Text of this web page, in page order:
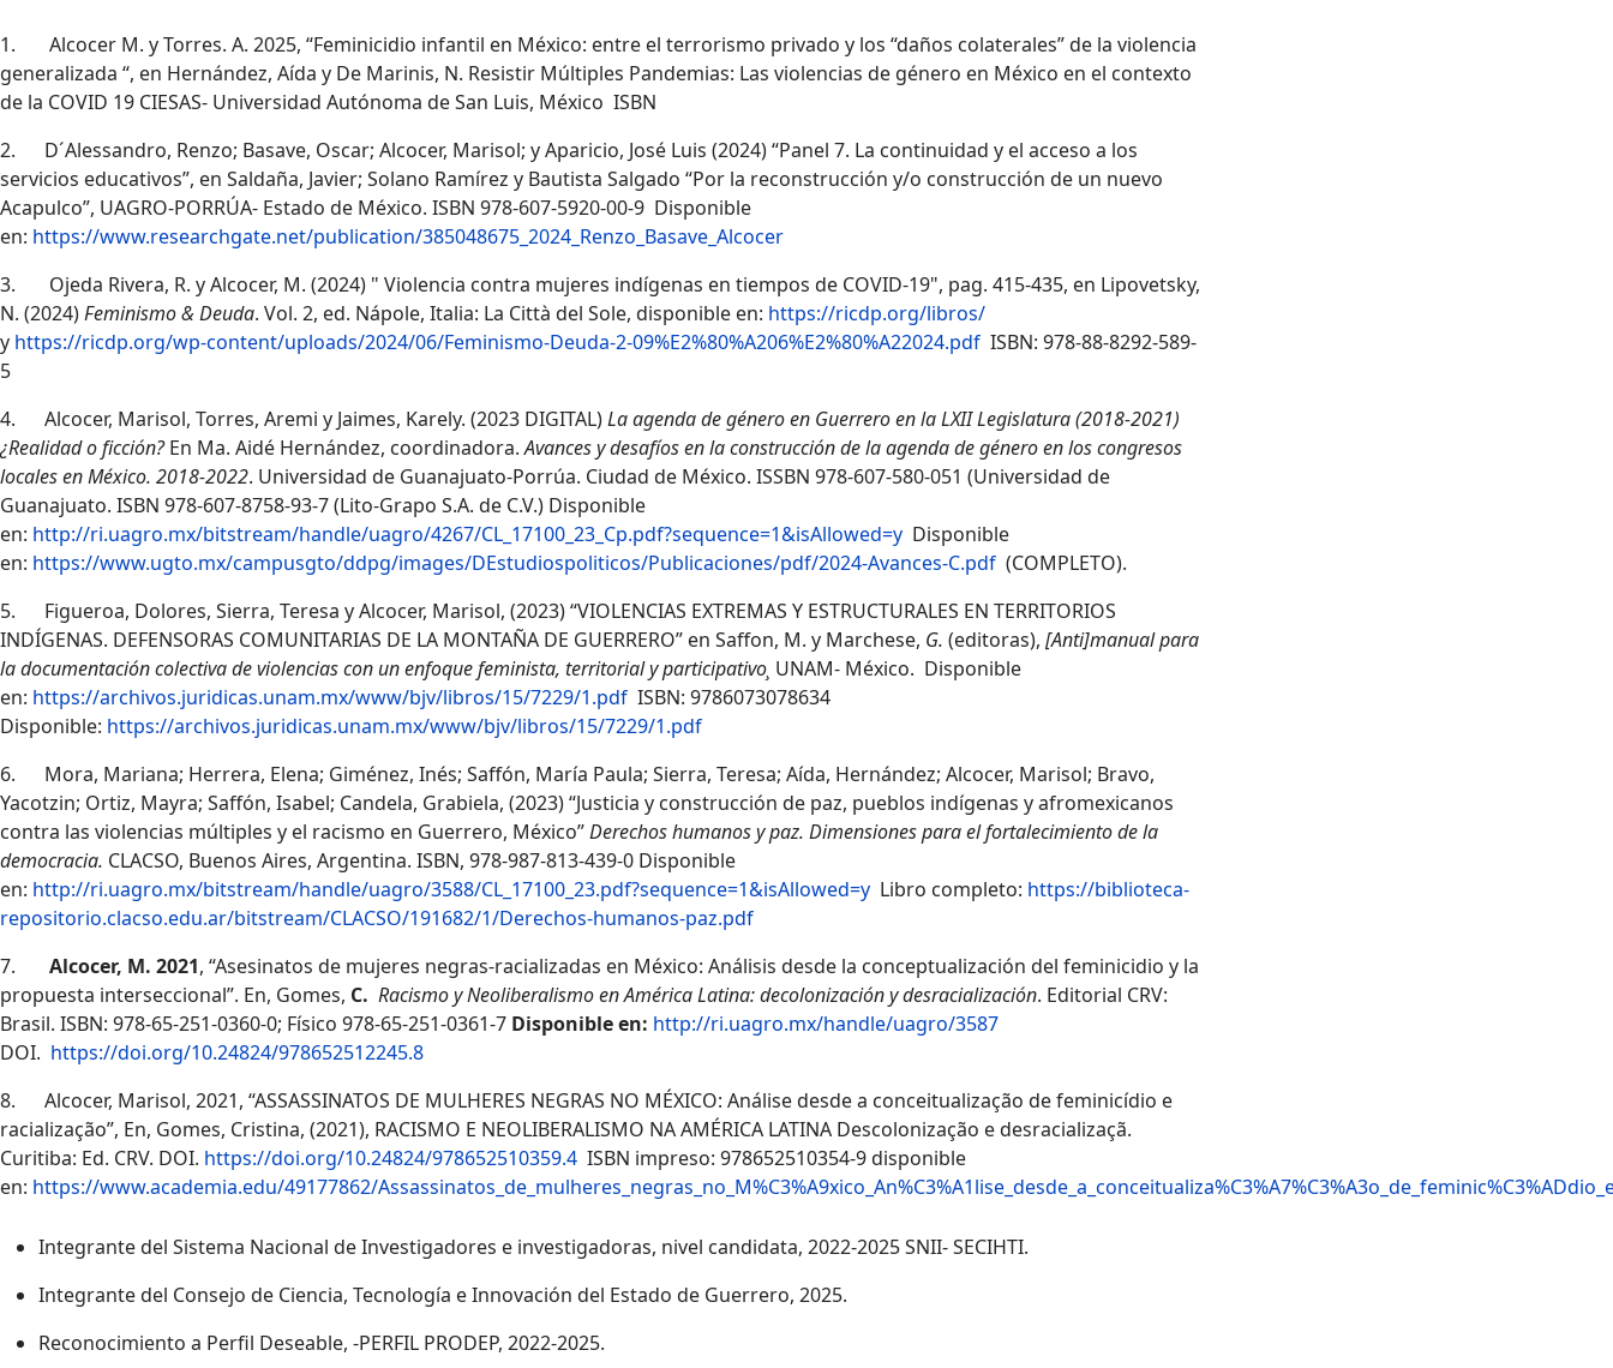
1. Alcocer M. y Torres. A. 2025, “Feminicidio infantil en México: entre el terrorismo privado y los “daños colaterales” de la violencia
generalizada “, en Hernández, Aída y De Marinis, N. Resistir Múltiples Pandemias: Las violencias de género en México en el contexto
de la COVID 19 CIESAS- Universidad Autónoma de San Luis, México ISBN
2. D´Alessandro, Renzo; Basave, Oscar; Alcocer, Marisol; y Aparicio, José Luis (2024) “Panel 7. La continuidad y el acceso a los
servicios educativos”, en Saldaña, Javier; Solano Ramírez y Bautista Salgado “Por la reconstrucción y/o construcción de un nuevo
Acapulco”, UAGRO-PORRÚA- Estado de México. ISBN 978-607-5920-00-9 Disponible
en: https://www.researchgate.net/publication/385048675_2024_Renzo_Basave_Alcocer
3. Ojeda Rivera, R. y Alcocer, M. (2024) " Violencia contra mujeres indígenas en tiempos de COVID-19", pag. 415-435, en Lipovetsky,
N. (2024)Feminismo & Deuda. Vol. 2, ed. Nápole, Italia: La Città del Sole, disponible en: https://ricdp.org/libros/
y https://ricdp.org/wp-content/uploads/2024/06/Feminismo-Deuda-2-09%E2%80%A206%E2%80%A22024.pdf ISBN: 978-88-8292-589-
5
4. Alcocer, Marisol, Torres, Aremi y Jaimes, Karely. (2023 DIGITAL)La agenda de género en Guerrero en la LXII Legislatura (2018-2021)
¿Realidad o ficción?En Ma. Aidé Hernández, coordinadora.Avances y desafíos en la construcción de la agenda de género en los congresos
locales en México. 2018-2022. Universidad de Guanajuato-Porrúa. Ciudad de México. ISSBN 978-607-580-051 (Universidad de
Guanajuato. ISBN 978-607-8758-93-7 (Lito-Grapo S.A. de C.V.) Disponible
en: http://ri.uagro.mx/bitstream/handle/uagro/4267/CL_17100_23_Cp.pdf?sequence=1&isAllowed=y Disponible
en: https://www.ugto.mx/campusgto/ddpg/images/DEstudiospoliticos/Publicaciones/pdf/2024-Avances-C.pdf (COMPLETO).
5. Figueroa, Dolores, Sierra, Teresa y Alcocer, Marisol, (2023) “VIOLENCIAS EXTREMAS Y ESTRUCTURALES EN TERRITORIOS
INDÍGENAS. DEFENSORAS COMUNITARIAS DE LA MONTAÑA DE GUERRERO” en Saffon, M. y Marchese, G. (editoras), [Anti]manual para
la documentación colectiva de violencias con un enfoque feminista, territorial y participativo¸ UNAM- México. Disponible
en: https://archivos.juridicas.unam.mx/www/bjv/libros/15/7229/1.pdf ISBN: 9786073078634
Disponible: https://archivos.juridicas.unam.mx/www/bjv/libros/15/7229/1.pdf
6. Mora, Mariana; Herrera, Elena; Giménez, Inés; Saffón, María Paula; Sierra, Teresa; Aída, Hernández; Alcocer, Marisol; Bravo,
Yacotzin; Ortiz, Mayra; Saffón, Isabel; Candela, Grabiela, (2023) “Justicia y construcción de paz, pueblos indígenas y afromexicanos
contra las violencias múltiples y el racismo en Guerrero, México”Derechos humanos y paz. Dimensiones para el fortalecimiento de la
democracia. CLACSO, Buenos Aires, Argentina. ISBN, 978-987-813-439-0 Disponible
en: http://ri.uagro.mx/bitstream/handle/uagro/3588/CL_17100_23.pdf?sequence=1&isAllowed=y Libro completo: https://biblioteca-
repositorio.clacso.edu.ar/bitstream/CLACSO/191682/1/Derechos-humanos-paz.pdf
7. Alcocer, M. 2021, “Asesinatos de mujeres negras-racializadas en México: Análisis desde la conceptualización del feminicidio y la
propuesta interseccional”. En, Gomes, C. Racismo y Neoliberalismo en América Latina: decolonización y desracialización. Editorial CRV:
Brasil. ISBN: 978-65-251-0360-0; Físico 978-65-251-0361-7 Disponible en: http://ri.uagro.mx/handle/uagro/3587
DOI. https://doi.org/10.24824/978652512245.8
8. Alcocer, Marisol, 2021, “ASSASSINATOS DE MULHERES NEGRAS NO MÉXICO: Análise desde a conceitualização de feminicídio e
racialização”, En, Gomes, Cristina, (2021), RACISMO E NEOLIBERALISMO NA AMÉRICA LATINA Descolonização e desracializaçã.
Curitiba: Ed. CRV. DOI. https://doi.org/10.24824/978652510359.4 ISBN impreso: 978652510354-9 disponible
en: https://www.academia.edu/49177862/
Integrante del Sistema Nacional de Investigadores e investigadoras, nivel candidata, 2022-2025 SNII- SECIHTI.
Integrante del Consejo de Ciencia, Tecnología e Innovación del Estado de Guerrero, 2025.
Reconocimiento a Perfil Deseable, -PERFIL PRODEP, 2022-2025.